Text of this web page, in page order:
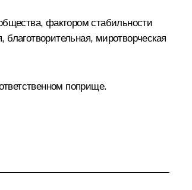
фактором стабильности
миротворческая
поприще.